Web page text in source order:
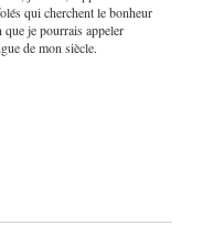
qui cherchent le bonheur
je pourrais appeler
de mon siècle.